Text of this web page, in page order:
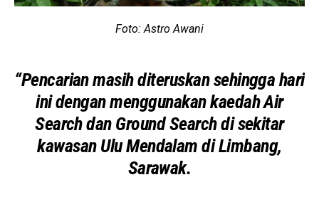
Foto: Astro Awani
“Pencarian masih diteruskan sehingga hari
ini dengan menggunakan kaedah Air
Search dan Ground Search di sekitar
kawasan Ulu Mendalam di Limbang,
Sarawak.